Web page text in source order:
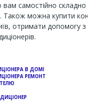
вам самостійно
Також можна купити
отримати допомогу
В ДОМІ
РЕМОНТ